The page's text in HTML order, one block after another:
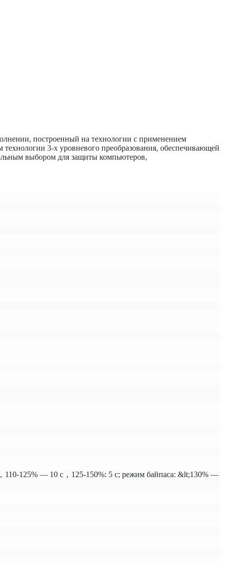
построенный на технологии с применением
3-х уровневого преобразования, обеспечивающей
выбором для защиты компьютеров,
125% — 10 с，125-150%: 5 с; режим байпаса: &lt;130% —